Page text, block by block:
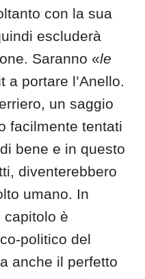
con la sua
escluderà
Saranno «le
a portare l’Anello.
un saggio
facilmente tentati
bene e in questo
diventerebbero
umano. In
capitolo è
politico del
anche il perfetto